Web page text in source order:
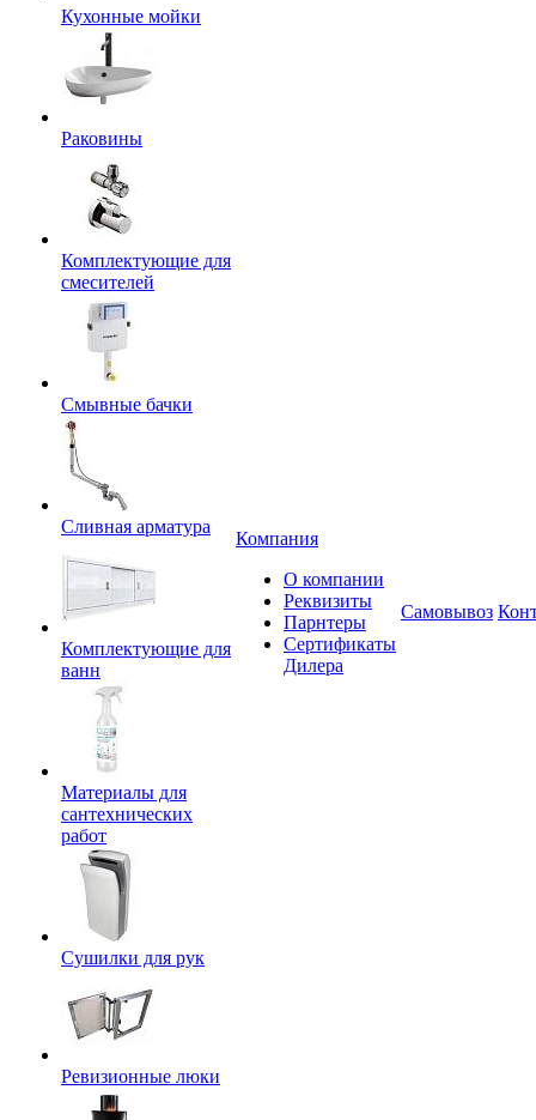
Кухонные мойки
Раковины
Комплектующие для
смесителей
Смывные бачки
Сливная арматура
Комплектующие для
ванн
Материалы для
сантехнических
работ
Сушилки для рук
Ревизионные люки
Компания
О компании
Реквизиты
Парнтеры
Сертификаты
Дилера
Самовывоз